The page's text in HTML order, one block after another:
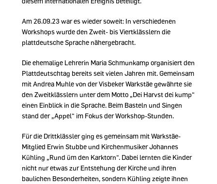
Am 26.09.23 war es wieder soweit: In verschiedenen
Workshops wurde den Zweit- bis Viertklässlern die
plattdeutsche Sprache nähergebracht.
Die ehemalige Lehrerin Maria Schmunkamp organisiert den
Plattdeutschtag bereits seit vielen Jahren mit. Gemeinsam
mit Andrea Muhle von der Visbeker Warkstäe gewährte sie
den Zweitklässlern unter dem Motto „Dei Harvst dei kump“
einen Einblick in die Sprache. Beim Basteln und Singen
stand der „Appel“ im Fokus der Workshop-Stunden.
Für die Drittklässler ging es gemeinsam mit Warkstäe-
Mitglied Erwin Stubbe und Kirchenmusiker Johannes
Kühling „Rund üm den Karktorn“. Dabei lernten die Kinder
nicht nur etwas zur Entstehung der Kirche und ihren
baulichen Besonderheiten, sondern Kühling zeigte ihnen